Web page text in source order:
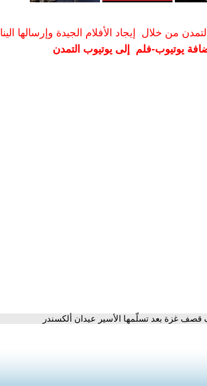
من خلال إيجاد الأفلام الجيدة وإرسالها الينا
يوتيوب-فلم إلى يوتيوب التمدن
قصف غزة بعد تسلّمها الأسير عيدان ألكسندر